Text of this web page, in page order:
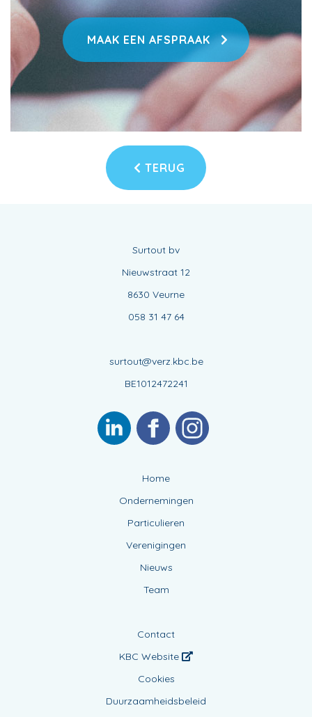
MAAK EEN AFSPRAAK
TERUG
Surtout bv
Nieuwstraat 12
8630 Veurne
058 31 47 64
surtout@verz.kbc.be
BE1012472241
Home
Ondernemingen
Particulieren
Verenigingen
Nieuws
Team
Contact
KBC Website
Cookies
Duurzaamheidsbeleid